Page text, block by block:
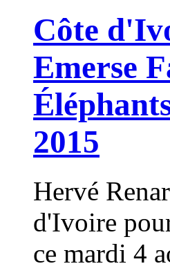
Côte
Emerse
2015
Hervé
d'Ivoire
ce mardi 4